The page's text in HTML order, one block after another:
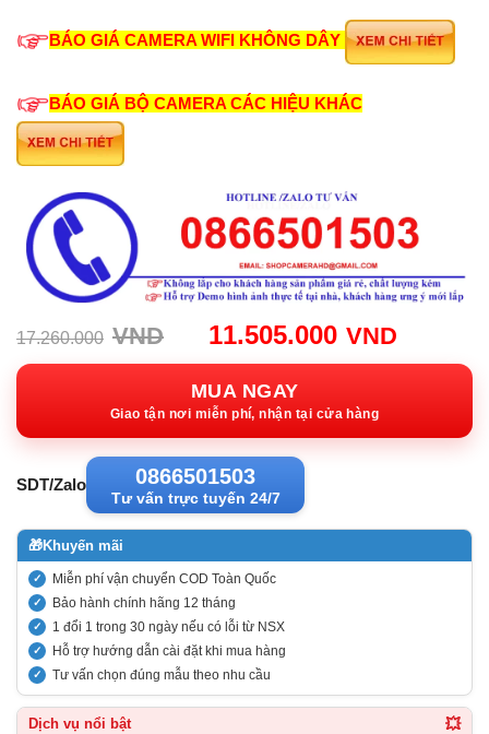
BÁO GIÁ CAMERA WIFI KHÔNG DÂY
BÁO GIÁ BỘ CAMERA CÁC HIỆU KHÁC
17.260.000 VND
Giá
gốc:
17.260.000VND.
11.505.000 VND
hiện
MUA NGAY
Giao tận nơi miễn phí, nhận tại cửa hàng
SDT/Zalo 0866501503
Tư vấn trực tuyến 24/7
🎁Khuyến mãi
Miễn phí vận chuyển COD Toàn Quốc
Bảo hành chính hãng 12 tháng
1 đổi 1 trong 30 ngày nếu có lỗi từ NSX
Hỗ trợ hướng dẫn cài đặt khi mua hàng
Tư vấn chọn đúng mẫu theo nhu cầu
Dịch vụ nổi bật 💥